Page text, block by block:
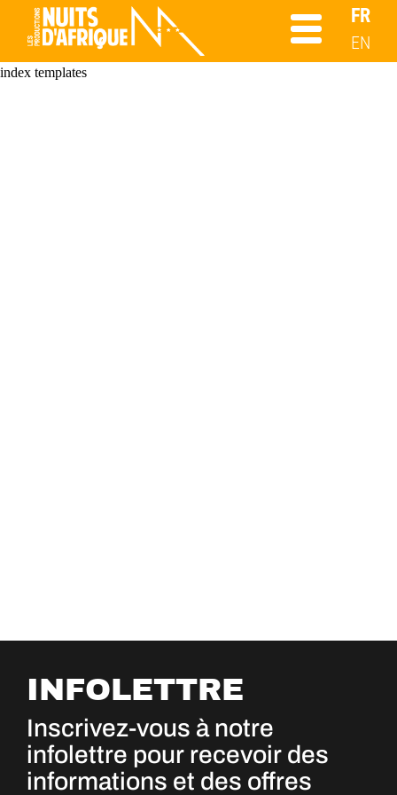
FR
EN
index templates
INFOLETTRE
Inscrivez-vous à notre
infolettre pour recevoir des
informations et des offres